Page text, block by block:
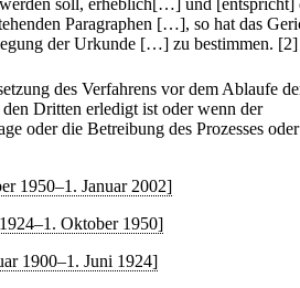
soll, erheblich[…] und [entspricht]
Paragraphen […], so hat das
der Urkunde […] zu bestimmen. [2]
des Verfahrens vor dem Ablaufe
Dritten erledigt ist oder wenn der
oder die Betreibung des Prozesses
1950–1. Januar 2002]
Oktober 1950]
1900–1. Juni 1924]